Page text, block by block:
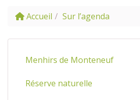
Accueil Sur l’agenda
Menhirs de Monteneuf
Réserve naturelle